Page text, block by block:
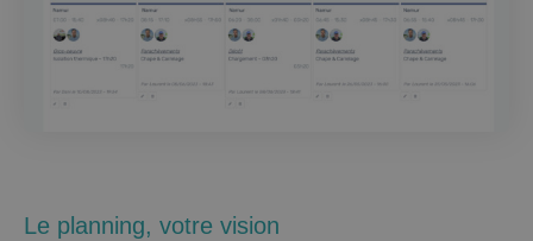
Le planning, votre vision